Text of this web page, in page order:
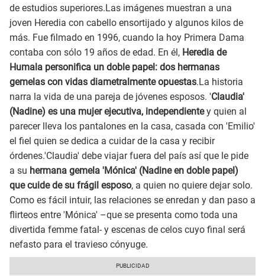
de estudios superiores.Las imágenes muestran a una
joven Heredia con cabello ensortijado y algunos kilos de
más. Fue filmado en 1996, cuando la hoy Primera Dama
contaba con sólo 19 años de edad. En él, Heredia de
Humala personifica un doble papel: dos hermanas
gemelas con vidas diametralmente opuestas.La historia
narra la vida de una pareja de jóvenes esposos. 'Claudia'
(Nadine) es una mujer ejecutiva, independientey quien al
parecer lleva los pantalones en la casa, casada con 'Emilio'
el fiel quien se dedica a cuidar de la casa y recibir
órdenes.'Claudia' debe viajar fuera del país así que le pide
a su hermana gemela 'Mónica' (Nadine en doble papel)
que cuide de su frágil esposo, a quien no quiere dejar solo.
Como es fácil intuir, las relaciones se enredan y dan paso a
flirteos entre 'Mónica' –que se presenta como toda una
divertida femme fatal- y escenas de celos cuyo final será
nefasto para el travieso cónyuge.